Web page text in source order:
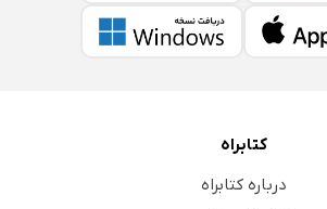
کتابراه
درباره کتابراه